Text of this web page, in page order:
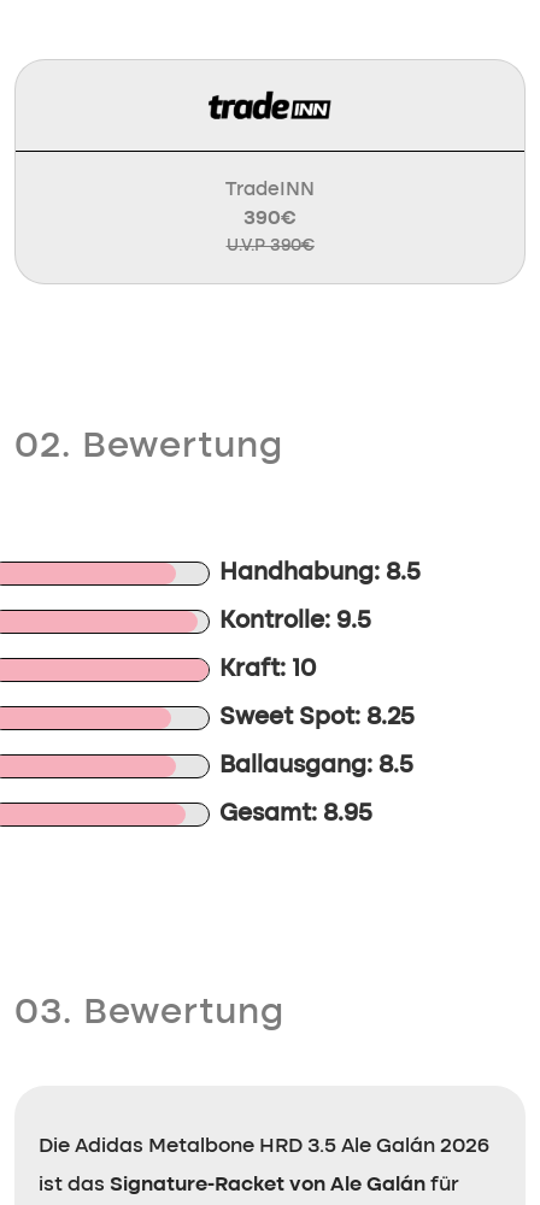
TradeINN
390€
U.V.P 390€
02. Bewertung
Handhabung: 8.5
Kontrolle: 9.5
Kraft: 10
Sweet Spot: 8.25
Ballausgang: 8.5
Gesamt: 8.95
03. Bewertung
Die Adidas Metalbone HRD 3.5 Ale Galán 2026
ist das Signature-Racket von Ale Galán für